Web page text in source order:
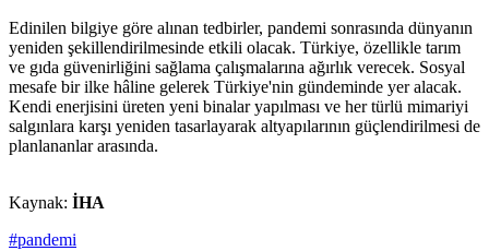
Edinilen bilgiye göre alınan tedbirler, pandemi sonrasında dünyanın
yeniden şekillendirilmesinde etkili olacak. Türkiye, özellikle tarım
ve gıda güvenirliğini sağlama çalışmalarına ağırlık verecek. Sosyal
mesafe bir ilke hâline gelerek Türkiye'nin gündeminde yer alacak.
Kendi enerjisini üreten yeni binalar yapılması ve her türlü mimariyi
salgınlara karşı yeniden tasarlayarak altyapılarının güçlendirilmesi de
planlananlar arasında.
Kaynak: İHA
#pandemi